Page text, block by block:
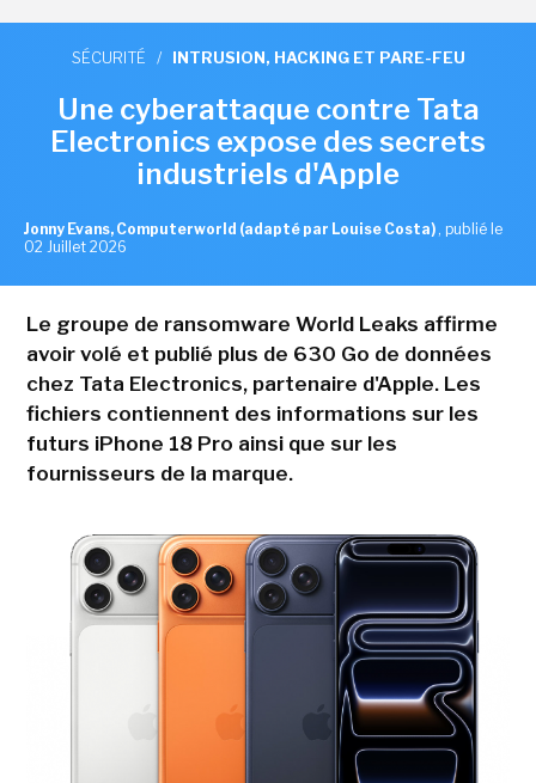
SÉCURITÉ / INTRUSION, HACKING ET PARE-FEU
Une cyberattaque contre Tata
Electronics expose des secrets
industriels d'Apple
Jonny Evans, Computerworld (adapté par Louise Costa) , publié le
02 Juillet 2026
Le groupe de ransomware World Leaks affirme
avoir volé et publié plus de 630 Go de données
chez Tata Electronics, partenaire d'Apple. Les
fichiers contiennent des informations sur les
futurs iPhone 18 Pro ainsi que sur les
fournisseurs de la marque.